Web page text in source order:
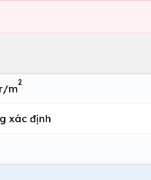
m
2
xác định